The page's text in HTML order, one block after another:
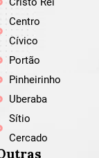
Centro
Cívico
Portão
Pinheirinho
Uberaba
Sítio
Cercado